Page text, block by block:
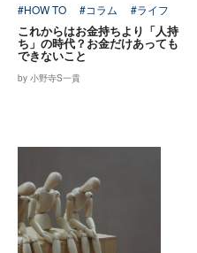
#HOW TO #コラム #ライフ
これからはお金持ちより「人持
ち」の時代？お金だけあっても
できないこと
by 小野寺S一貴